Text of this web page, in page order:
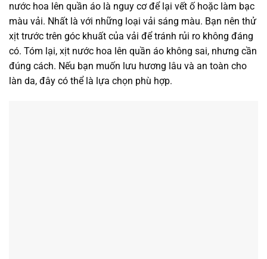
nước hoa lên quần áo là nguy cơ để lại vết ố hoặc làm bạc
màu vải. Nhất là với những loại vải sáng màu. Bạn nên thử
xịt trước trên góc khuất của vải để tránh rủi ro không đáng
có. Tóm lại, xịt nước hoa lên quần áo không sai, nhưng cần
đúng cách. Nếu bạn muốn lưu hương lâu và an toàn cho
làn da, đây có thể là lựa chọn phù hợp.